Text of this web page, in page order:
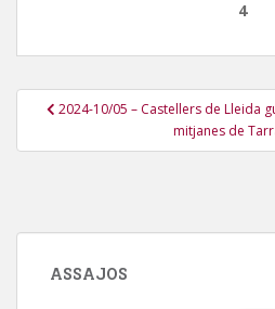
4
Navegació
2024-10/05 – Castellers de Lleida
mitjanes de
ASSAJOS